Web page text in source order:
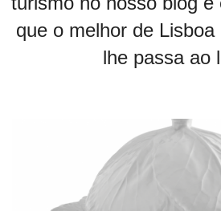
que o melhor de
lhe passa ao